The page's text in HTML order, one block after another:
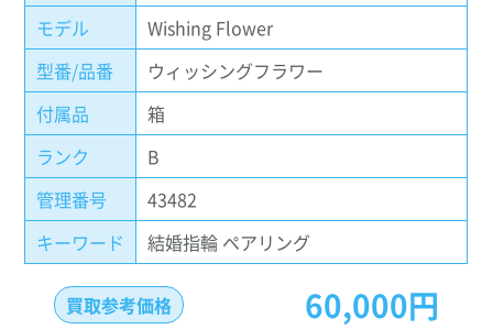
モデル
Wishing Flower
型番/品番
ウィッシングフラワー
付属品
箱
ランク
B
管理番号
43482
キーワード
結婚指輪 ペアリング
買取参考価格 60,000円